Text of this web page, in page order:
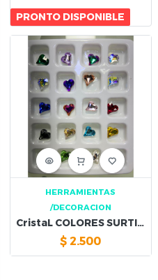
PRONTO DISPONIBLE
HERRAMIENTAS
/DECORACION
CristaL COLORES SURTIDOS
$2.500